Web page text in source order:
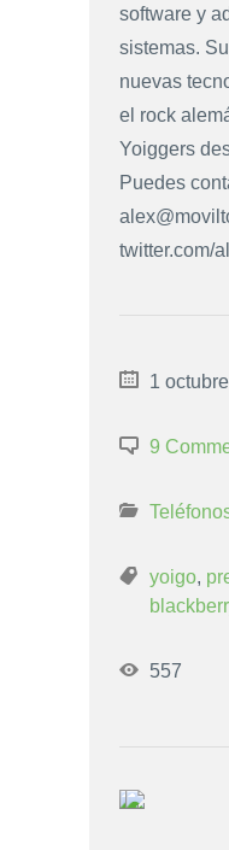
software y
sistemas.
nuevas
el rock
Yoiggers
Puedes
twitter.com/
1
9
yoigo,
557